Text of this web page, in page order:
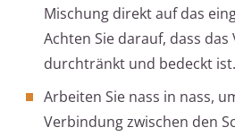
Mischung direkt auf das
Achten Sie darauf, dass
durchtränkt und bedeckt ist.
Arbeiten Sie nass in nass,
Verbindung zwischen den